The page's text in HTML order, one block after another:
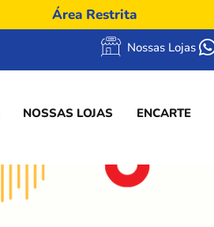
Área Restrita
Nossas Lojas
NOSSAS LOJAS ENCARTE